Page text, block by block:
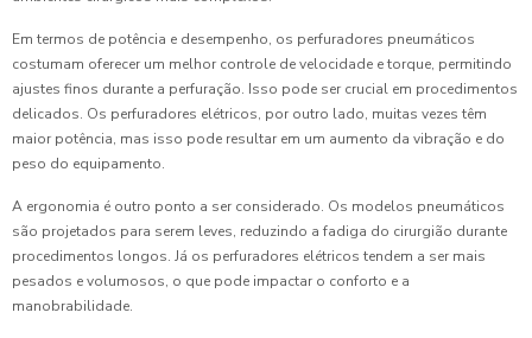
Em termos de potência e desempenho, os perfuradores pneumáticos
costumam oferecer um melhor controle de velocidade e torque, permitindo
ajustes finos durante a perfuração. Isso pode ser crucial em procedimentos
delicados. Os perfuradores elétricos, por outro lado, muitas vezes têm
maior potência, mas isso pode resultar em um aumento da vibração e do
peso do equipamento.
A ergonomia é outro ponto a ser considerado. Os modelos pneumáticos
são projetados para serem leves, reduzindo a fadiga do cirurgião durante
procedimentos longos. Já os perfuradores elétricos tendem a ser mais
pesados e volumosos, o que pode impactar o conforto e a
manobrabilidade.